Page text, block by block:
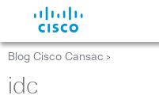
Blog Cisco Cansac >
idc